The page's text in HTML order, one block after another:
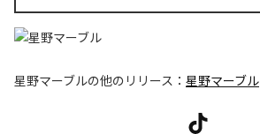
星野マーブルの他のリリース： 星野マーブル